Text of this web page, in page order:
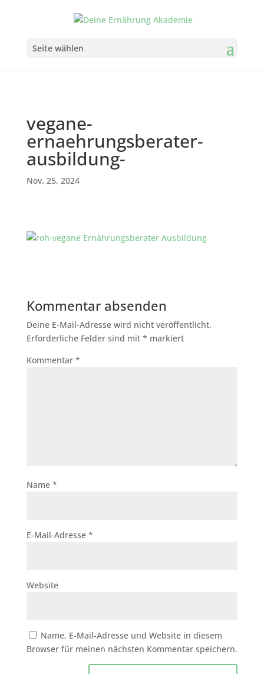
Seite wählen
vegane-
ernaehrungsberater-
ausbildung-
Nov. 25, 2024
Kommentar absenden
Deine E-Mail-Adresse wird nicht veröffentlicht.
Erforderliche Felder sind mit * markiert
Kommentar *
Name *
E-Mail-Adresse *
Website
Name, E-Mail-Adresse und Website in diesem
Browser für meinen nächsten Kommentar speichern.